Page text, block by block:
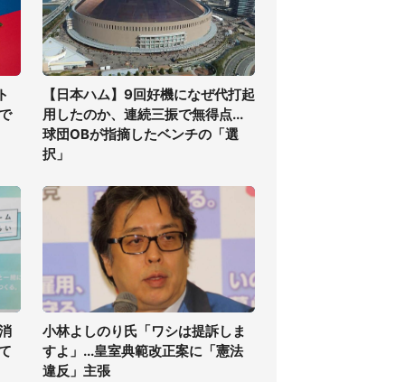
【日本ハム】9回好機になぜ代打起
用したのか、連続三振で無得点...
球団OBが指摘したベンチの「選
択」
小林よしのり氏「ワシは提訴しま
すよ」...皇室典範改正案に「憲法
違反」主張